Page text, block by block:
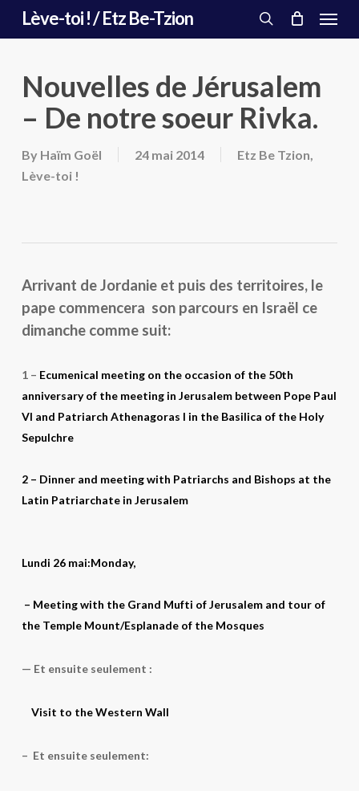
Lève-toi ! / Etz Be-Tzion
search
Menu
Nouvelles de Jérusalem
– De notre soeur Rivka.
By Haïm Goël 24 mai 2014 Etz Be Tzion,
Lève-toi !
Arrivant de Jordanie et puis des territoires, le
pape commencera son parcours en Israël ce
dimanche comme suit:
1 – Ecumenical meeting on the occasion of the 50th
anniversary of the meeting in Jerusalem between Pope Paul
VI and Patriarch Athenagoras I in the Basilica of the Holy
Sepulchre
2 – Dinner and meeting with Patriarchs and Bishops at the
Latin Patriarchate in Jerusalem
Lundi 26 mai:Monday,
– Meeting with the Grand Mufti of Jerusalem and tour of
the Temple Mount/Esplanade of the Mosques
— Et ensuite seulement :
Visit to the Western Wall
– Et ensuite seulement: